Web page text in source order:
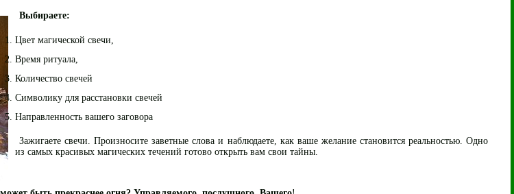
Выбираете:
Цвет магической свечи,
Время ритуала,
Количество свечей
Символику для расстановки свечей
Направленность вашего заговора
Зажигаете свечи. Произносите заветные слова и наблюдаете, как ваше желание становится реальностью. Одно
из самых красивых магических течений готово открыть вам свои тайны.